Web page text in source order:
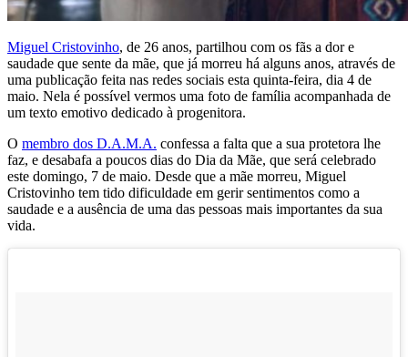
Miguel Cristovinho, de 26 anos, partilhou com os fãs a dor e
saudade que sente da mãe, que já morreu há alguns anos, através de
uma publicação feita nas redes sociais esta quinta-feira, dia 4 de
maio. Nela é possível vermos uma foto de família acompanhada de
um texto emotivo dedicado à progenitora.
O membro dos D.A.M.A. confessa a falta que a sua protetora lhe
faz, e desabafa a poucos dias do Dia da Mãe, que será celebrado
este domingo, 7 de maio. Desde que a mãe morreu, Miguel
Cristovinho tem tido dificuldade em gerir sentimentos como a
saudade e a ausência de uma das pessoas mais importantes da sua
vida.